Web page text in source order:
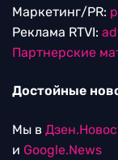
Маркетинг/PR:
Реклама RTVI:
Партнерские
Достойные
Мы в
и Google.News